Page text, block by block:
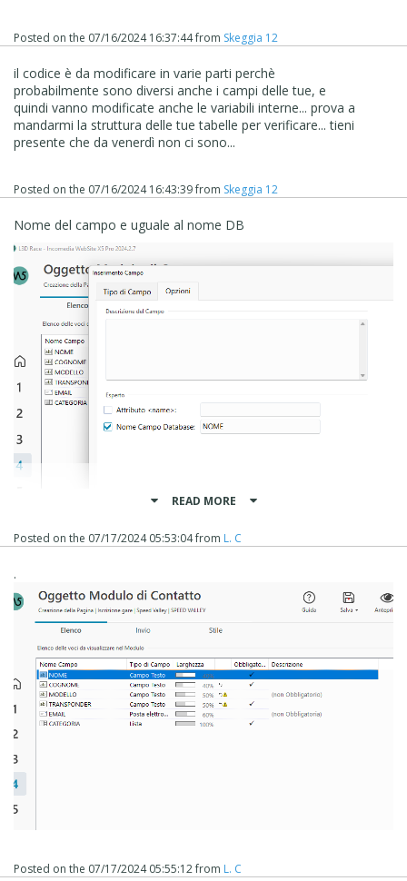
Posted on the 07/16/2024 16:37:44from Skeggia 12
il codice è da modificare in varie parti perchè
probabilmente sono diversi anche i campi delle tue, e
quindi vanno modificate anche le variabili interne... prova a
mandarmi la struttura delle tue tabelle per verificare... tieni
presente che da venerdì non ci sono...
Posted on the 07/16/2024 16:43:39from Skeggia 12
Nome del campo e uguale al nome DB
READ MORE
Posted on the 07/17/2024 05:53:04from L. C
.
Posted on the 07/17/2024 05:55:12from L. C